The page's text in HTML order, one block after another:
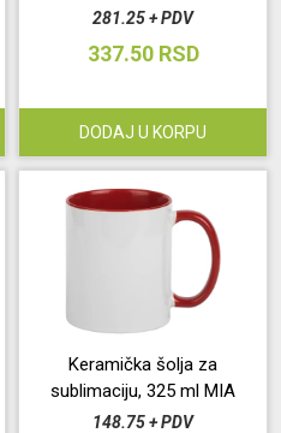
281.25 + PDV
337.50 RSD
DODAJ U KORPU
Keramička šolja za
sublimaciju, 325 ml MIA
148.75 + PDV